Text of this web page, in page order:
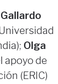
Olga
apoyo de
(ERIC)